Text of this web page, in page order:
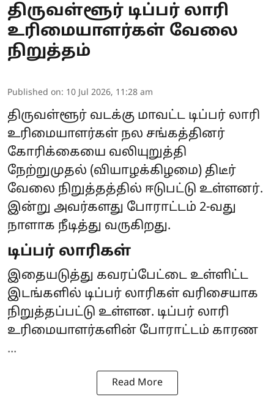
திருவள்ளூர் டிப்பர் லாரி
உரிமையாளர்கள் வேலை
நிறுத்தம்
Published on: 10 Jul 2026, 11:28 am
திருவள்ளூர் வடக்கு மாவட்ட டிப்பர் லாரி
உரிமையாளர்கள் நல சங்கத்தினர்
கோரிக்கையை வலியுறுத்தி
நேற்றுமுதல் (வியாழக்கிழமை) திடீர்
வேலை நிறுத்தத்தில் ஈடுபட்டு உள்ளனர்.
இன்று அவர்களது போராட்டம் 2-வது
நாளாக நீடித்து வருகிறது.
டிப்பர் லாரிகள்
இதையடுத்து கவரப்பேட்டை உள்ளிட்ட
இடங்களில் டிப்பர் லாரிகள் வரிசையாக
நிறுத்தப்பட்டு உள்ளன. டிப்பர் லாரி
உரிமையாளர்களின் போராட்டம் காரண
...
Read More